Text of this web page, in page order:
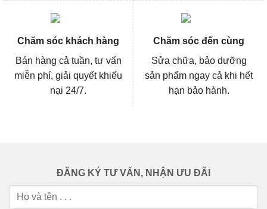
Chăm sóc khách hàng
Bán hàng cả tuần, tư vấn
miễn phí, giải quyết khiếu
nại 24/7.
Chăm sóc đến cùng
Sửa chữa, bảo dưỡng
sản phẩm ngay cả khi hết
hạn bảo hành.
ĐĂNG KÝ TƯ VẤN, NHẬN ƯU ĐÃI